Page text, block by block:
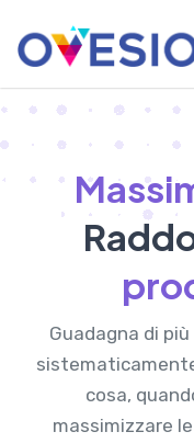
Guadagna di
cosa,
massimizzare